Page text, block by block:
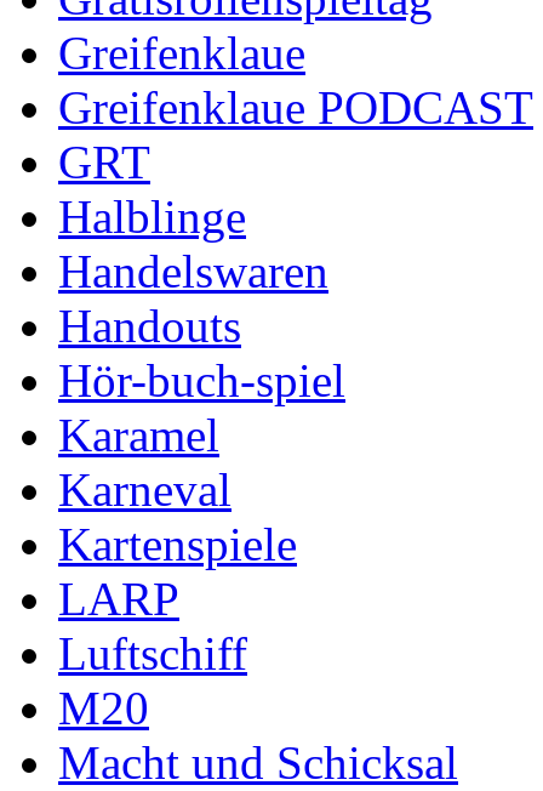
Greifenklaue
Greifenklaue PODCAST
GRT
Halblinge
Handelswaren
Handouts
Hör-buch-spiel
Karamel
Karneval
Kartenspiele
LARP
Luftschiff
M20
Macht und Schicksal